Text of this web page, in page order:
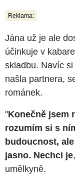
Reklama:
Jána už je ale
účinkuje v
skladbu. Navíc
našla partnera,
románek.
"Konečně jsem
rozumím si s
budoucnost,
jasno. Nechci je
umělkyně.